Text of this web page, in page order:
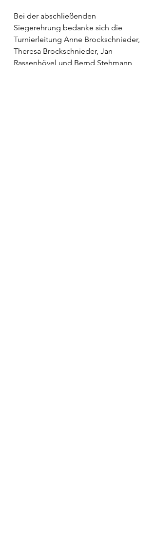
Bei der abschließenden
Siegerehrung bedanke sich die
Turnierleitung Anne Brockschnieder,
Theresa Brockschnieder, Jan
Rassenhövel und Bernd Stehmann